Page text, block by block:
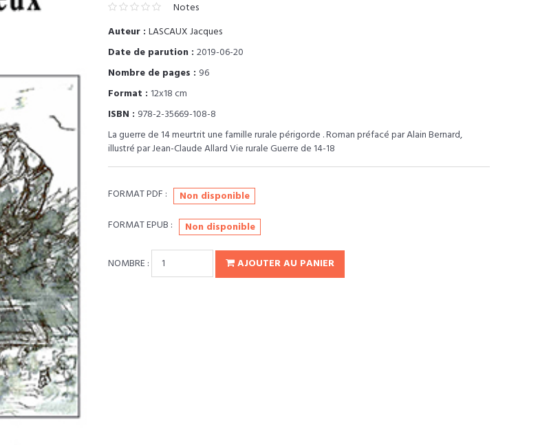
Notes
Auteur : LASCAUX Jacques
Date de parution : 2019-06-20
Nombre de pages : 96
Format : 12x18 cm
ISBN : 978-2-35669-108-8
La guerre de 14 meurtrit une famille rurale périgorde . Roman préfacé par Alain Bernard,
illustré par Jean-Claude Allard Vie rurale Guerre de 14-18
FORMAT PDF :
Non disponible
FORMAT EPUB :
Non disponible
NOMBRE : AJOUTER AU PANIER